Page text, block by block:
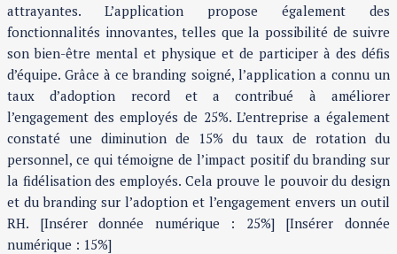
attrayantes. L’application propose également des
fonctionnalités innovantes, telles que la possibilité de suivre
son bien-être mental et physique et de participer à des défis
d’équipe. Grâce à ce branding soigné, l’application a connu un
taux d’adoption record et a contribué à améliorer
l’engagement des employés de 25%. L’entreprise a également
constaté une diminution de 15% du taux de rotation du
personnel, ce qui témoigne de l’impact positif du branding sur
la fidélisation des employés. Cela prouve le pouvoir du design
et du branding sur l’adoption et l’engagement envers un outil
RH. [Insérer donnée numérique : 25%] [Insérer donnée
numérique : 15%]